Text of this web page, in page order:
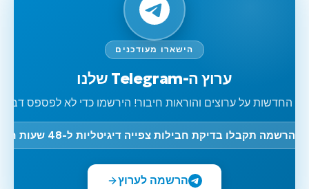
הישארו מעודכנים
ערוץ ה-Telegram שלנו
כל החדשות על ערוצים והוראות חיבור! הירשמו כדי לא לפספס דבר.
ובהרשמה תקבלו בדיקת חבילות צפייה דיגיטליות ל-48 שעות חינם!
הרשמה לערוץ